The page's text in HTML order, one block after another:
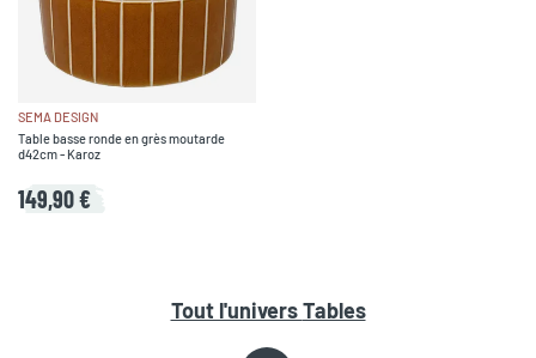
SEMA DESIGN
Table basse ronde en grès moutarde
d42cm - Karoz
149,90 €
Tout l'universTables